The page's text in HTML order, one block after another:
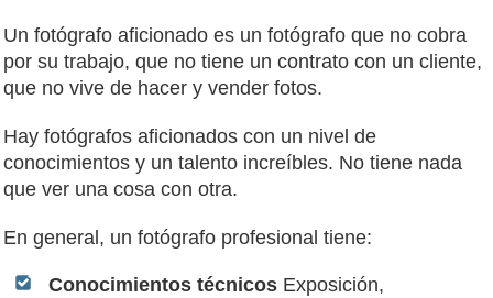
Un fotógrafo aficionado es un fotógrafo que no cobra
por su trabajo, que no tiene un contrato con un cliente,
que no vive de hacer y vender fotos.
Hay fotógrafos aficionados con un nivel de
conocimientos y un talento increíbles. No tiene nada
que ver una cosa con otra.
En general, un fotógrafo profesional tiene:
Conocimientos técnicos Exposición,